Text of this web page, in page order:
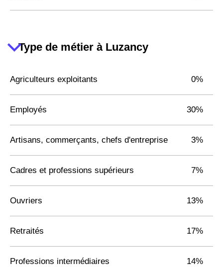
Type de métier à Luzancy
Agriculteurs exploitants 0%
Employés 30%
Artisans, commerçants, chefs d'entreprise 3%
Cadres et professions supérieurs 7%
Ouvriers 13%
Retraités 17%
Professions intermédiaires 14%